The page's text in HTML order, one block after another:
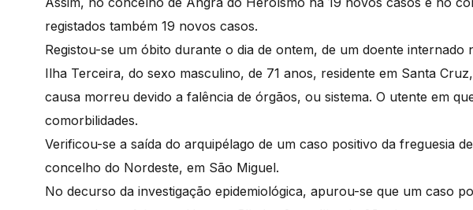
registados também 19 novos casos.
Registou-se um óbito durante o dia de ontem, de um doente internado
Ilha Terceira, do sexo masculino, de 71 anos, residente em Santa
causa morreu devido a falência de órgãos, ou sistema. O utente em
comorbilidades.
Verificou-se a saída do arquipélago de um caso positivo da freguesia
concelho do Nordeste, em São Miguel.
No decurso da investigação epidemiológica, apurou-se que um caso